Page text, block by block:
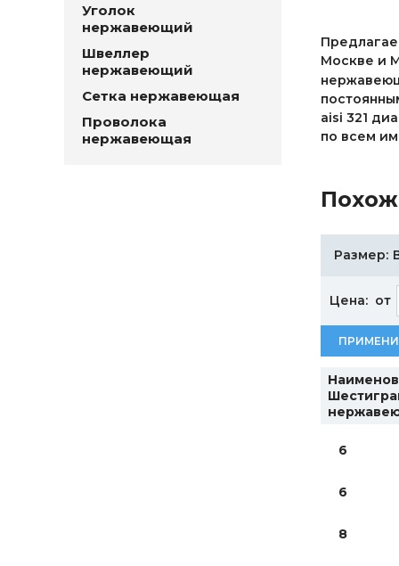
Уголок
нержавеющий
Швеллер
нержавеющий
Сетка нержавеющая
Проволока
нержавеющая
Москве и
aisi 321
по всем
Размер:
Цена: от
6
6
8